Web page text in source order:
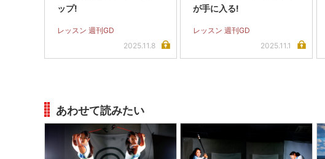
ップ!
レッスン 週刊GD
2025.11.8
が手に入る!
レッスン 週刊GD
2025.11.1
あわせて読みたい